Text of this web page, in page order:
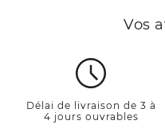
Vos
Délai de livraison de 3 à
4 jours ouvrables